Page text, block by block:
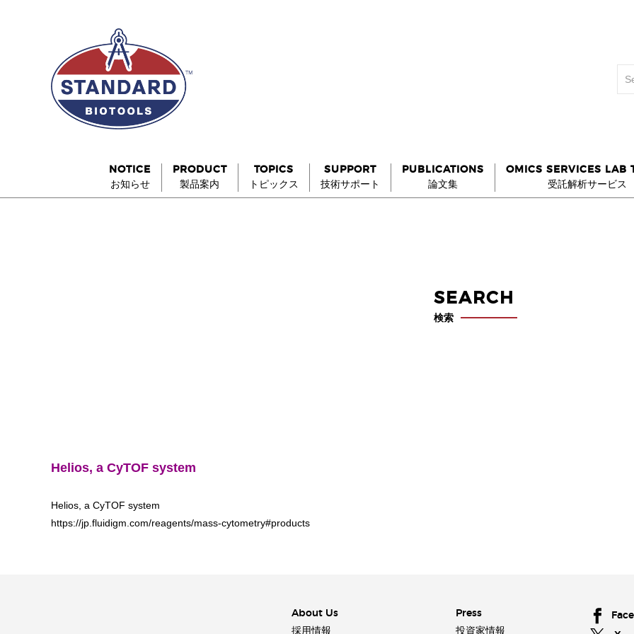
NOTICE
お知らせ
PRODUCT
製品案内
TOPICS
トピックス
SUPPORT
技術サポート
PUBLICATIONS
論文集
OMICS SERVICES LAB
受託解析サービス
SEARCH
検索
Helios, a CyTOF system
Helios, a CyTOF system
https://jp.fluidigm.com/reagents/mass-cytometry#products
About Us
採用情報
Press
投資家情報